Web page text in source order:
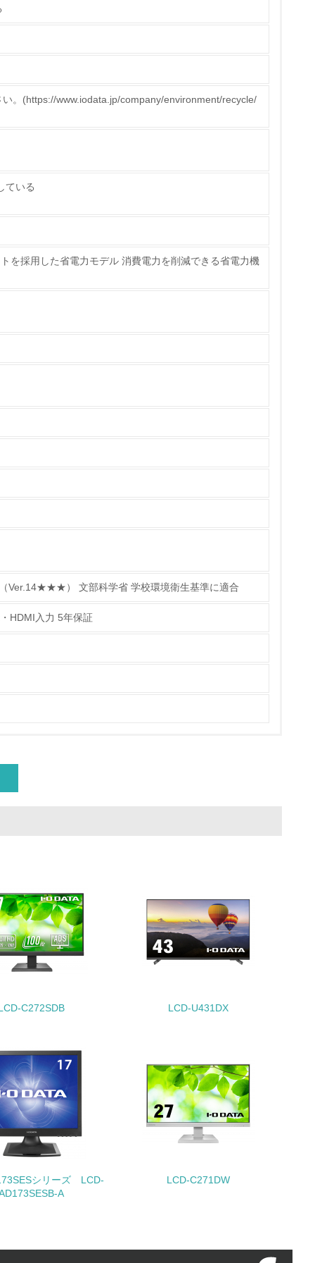
理解し、実践している
使用量削減の取り組みを行っている
計画を立てている
目標や計画を立てている
っている
植林、天然林保護、間伐＞、認証品の
チェック
い。(https://www.iodata.jp/company/environment/recycle/
ている
を採用した省電力モデル 消費電力を削減できる省電力機
Ver.14★★★） 文部科学省 学校環境衛生基準に適合
HDMI入力 5年保証
C272SDB LCD-U431DX
シリーズ LCD-
A
LCD-C271DW